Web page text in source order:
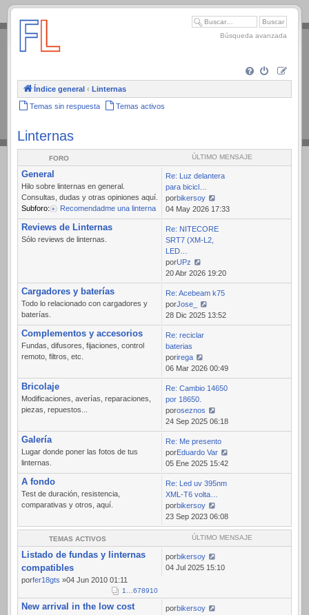
.
Búsqueda avanzada
Índice general ‹ Linternas
Temas sin respuesta Temas activos
Linternas
FORO ÚLTIMO MENSAJE
General
Hilo sobre linternas en general.
Consultas, dudas y otras opiniones aquí.
Subforo:
Recomendadme una linterna
Re: Luz delantera
para bicicl…
porbikersoy
Ver
último
mensaje
04 May 2026 17:33
Reviews de Linternas
Sólo reviews de linternas.
Re: NITECORE
SRT7 (XM-L2,
LED…
porUPz
Ver
último
mensaje
20 Abr 2026 19:20
Cargadores y baterías
Todo lo relacionado con cargadores y
baterías.
Re: Acebeam k75
porJose_
Ver
último
mensaje
28 Dic 2025 13:52
Complementos y accesorios
Fundas, difusores, fijaciones, control
remoto, filtros, etc.
Re: reciclar
baterias
porirega
Ver
último
mensaje
06 Mar 2026 00:49
Bricolaje
Modificaciones, averías, reparaciones,
piezas, repuestos...
Re: Cambio 14650
por 18650.
poroseznos
Ver
último
mensaje
24 Sep 2025 06:18
Galería
Lugar donde poner las fotos de tus
linternas.
Re: Me presento
porEduardo Var
Ver
último
mensaje
05 Ene 2025 15:42
A fondo
Test de duración, resistencia,
comparativas y otros, aquí.
Re: Led uv 395nm
XML-T6 volta…
porbikersoy
Ver
último
mensaje
23 Sep 2023 06:08
TEMAS ACTIVOS ÚLTIMO MENSAJE
Listado de fundas y linternas
compatibles
porfer18gts »04 Jun 2010 01:11
1 678910
porbikersoy
04 Jul 2025 15:10
New arrival in the low cost
porbikersoy